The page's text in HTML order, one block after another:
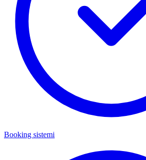
Booking sistemi